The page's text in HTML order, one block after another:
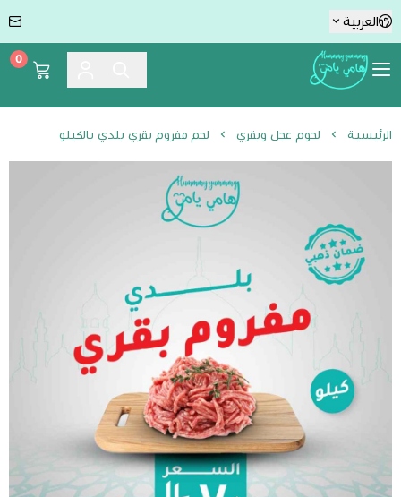
العربية
Hummmy :-) Yummmy هامي يامي
0
الرئيسية لحوم عجل وبقري لحم مفروم بقري بلدي بالكيلو